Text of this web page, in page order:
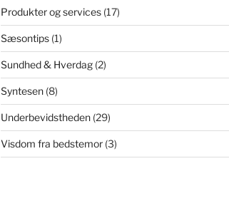
Produkter og services(17)
Sæsontips(1)
Sundhed & Hverdag(2)
Syntesen(8)
Underbevidstheden(29)
Visdom fra bedstemor(3)